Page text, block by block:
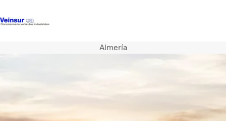
Contacte con nosotros
Almería